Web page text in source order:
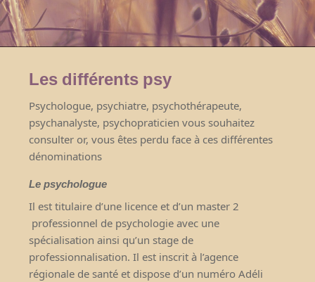
Les différents psy
Psychologue, psychiatre, psychothérapeute,
psychanalyste, psychopraticien vous souhaitez
consulter or, vous êtes perdu face à ces différentes
dénominations
Le psychologue
Il est titulaire d’une licence et d’un master 2
professionnel de psychologie avec une
spécialisation ainsi qu’un stage de
professionnalisation. Il est inscrit à l’agence
régionale de santé et dispose d’un numéro Adéli